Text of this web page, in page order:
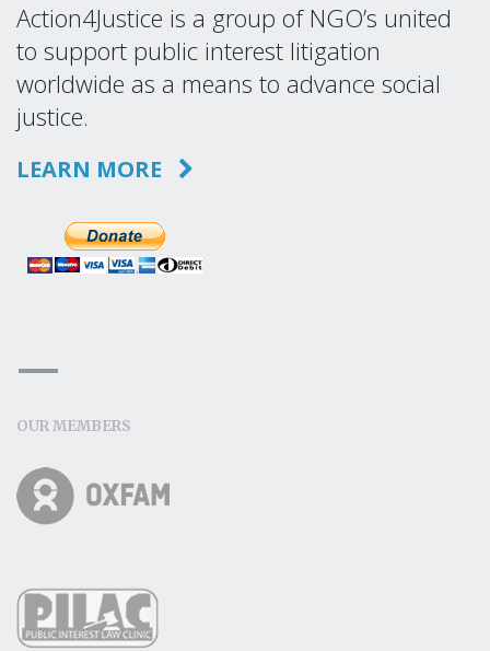
Action4Justice is a group of NGO’s united
to support public interest litigation
worldwide as a means to advance social
justice.
LEARN MORE
OUR MEMBERS